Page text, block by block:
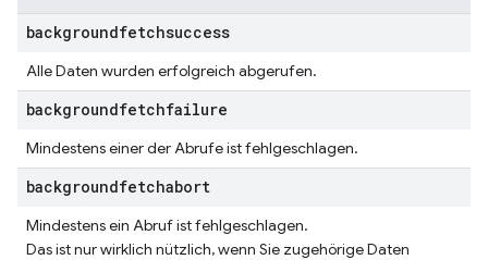
backgroundfetchsuccess
Alle Daten wurden erfolgreich abgerufen.
backgroundfetchfailure
Mindestens einer der Abrufe ist fehlgeschlagen.
backgroundfetchabort
Mindestens ein Abruf ist fehlgeschlagen.
Das ist nur wirklich nützlich, wenn Sie zugehörige Daten